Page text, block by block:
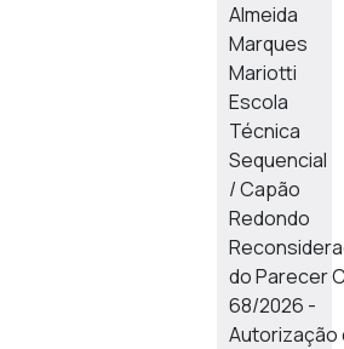
Almeida
Marques
Mariotti
Escola
Técnica
Sequencial
/ Capão
Redondo
do Parecer
68/2026 -
Autorização